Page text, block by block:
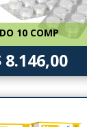
10 COMP
8.146,00